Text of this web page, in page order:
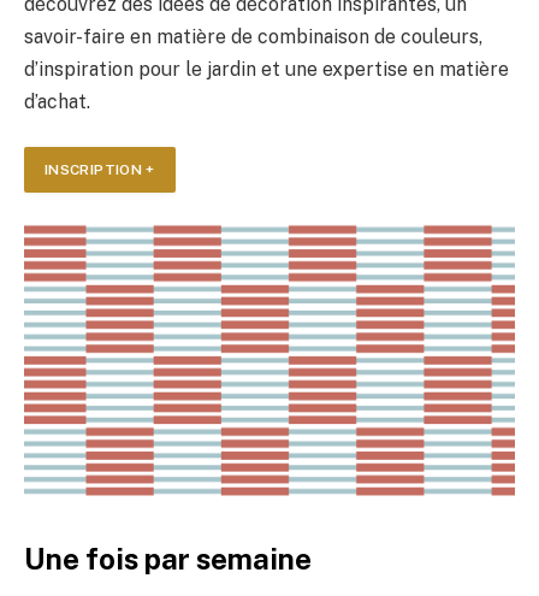
savoir-faire en matière de combinaison de couleurs,
d’inspiration pour le jardin et une expertise en matière
d’achat.
INSCRIPTION +
Une fois par semaine